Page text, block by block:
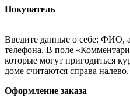
Покупатель
Введите данные о себе: ФИО,
телефона. В поле
которые могут пригодиться
доме считаются справа налево.
Оформление заказа